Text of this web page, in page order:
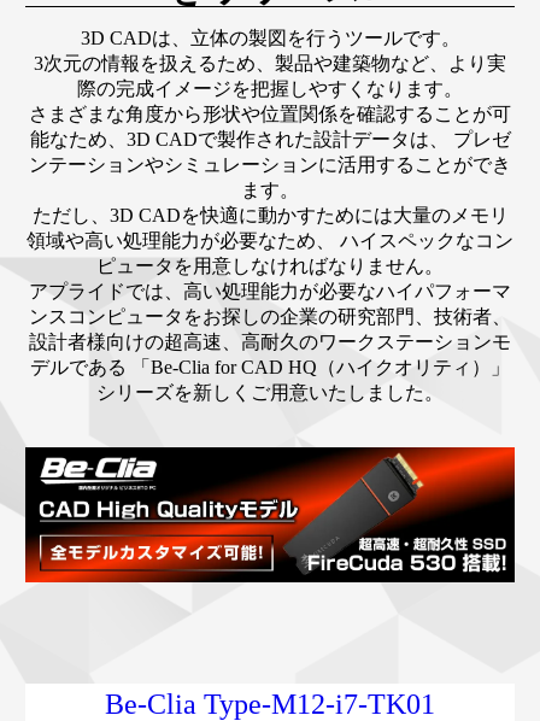
3D CADは、立体の製図を行うツールです。
3次元の情報を扱えるため、製品や建築物など、より実
際の完成イメージを把握しやすくなります。
さまざまな角度から形状や位置関係を確認することが可
能なため、3D CADで製作された設計データは、 プレゼ
ンテーションやシミュレーションに活用することができ
ます。
ただし、3D CADを快適に動かすためには大量のメモリ
領域や高い処理能力が必要なため、
ハイスペックなコン
ピュータを用意しなければなりません。
アプライドでは、高い処理能力が必要なハイパフォーマ
ンスコンピュータをお探しの企業の研究部門、技術者、
設計者様向けの超高速、高耐久のワークステーションモ
デルである
「Be-Clia for CAD HQ（ハイクオリティ）」
シリーズを新しくご用意いたしました。
Be-Clia Type-M12-i7-TK01